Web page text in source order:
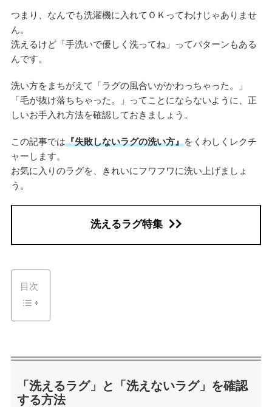
つまり、なんでも洗濯機に入れてＯＫってわけじゃありませ
ん。
洗えるけど「手洗いで優しく洗ってね」ってパターンもある
んです。
洗い方をまちがえて「ラグの風合いがかわっちゃった。」
「毛が抜け落ちちゃった。」ってことにならないように、正
しいお手入れ方法を確認しておきましょう。
この記事では『失敗しないラグの洗い方』をくわしくレクチ
ャーします。
お気に入りのラグを、きれいにフワフワに洗い上げましょ
う。
洗えるラグ特集
目次
「洗えるラグ」と「洗えないラグ」を確認
する方法